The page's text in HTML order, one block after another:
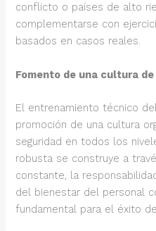
conflicto o países de alto
complementarse con
basados en casos reales.
Fomento de una cultura
El entrenamiento técnico
promoción de una cultura
seguridad en todos los
robusta se construye a
constante, la
del bienestar del personal
fundamental para el éxito